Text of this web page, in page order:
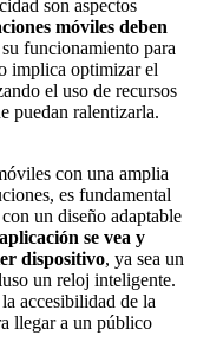
son aspectos
móviles deben
funcionamiento para
implica optimizar el
el uso de recursos
puedan ralentizarla.
con una amplia
es fundamental
un diseño adaptable
se vea y
dispositivo, ya sea un
un reloj inteligente.
accesibilidad de la
llegar a un público